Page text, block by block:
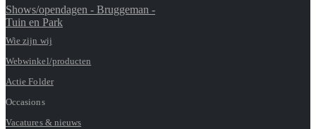
Shows/opendagen - Bruggeman -
Tuin en Park
Wie zijn wij
Webwinkel/producten
Actie Folder
Occasions
Vacatures & nieuws